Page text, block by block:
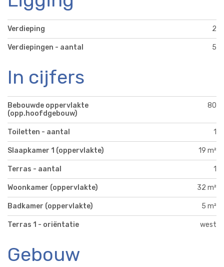
Verdieping 2
Verdiepingen - aantal 5
In cijfers
Bebouwde oppervlakte
(opp.hoofdgebouw)
80
Toiletten - aantal 1
Slaapkamer 1 (oppervlakte) 19 m²
Terras - aantal 1
Woonkamer (oppervlakte) 32 m²
Badkamer (oppervlakte) 5 m²
Terras 1 - oriëntatie west
Gebouw